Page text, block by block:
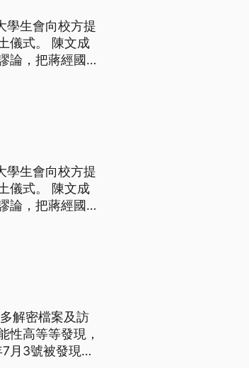
學生會向校方提
儀式。 陳文成
論，把蔣經國奉
國民黨欠他一
學生會向校方提
儀式。 陳文成
論，把蔣經國奉
國民黨欠他一
解密檔案及訪
性高等等發現，
月3號被發現陳